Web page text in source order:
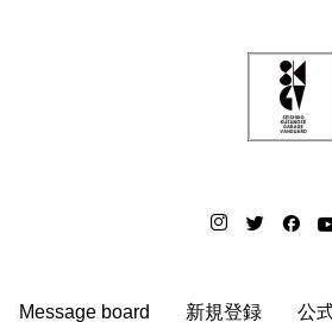
Message board 新規登録 公